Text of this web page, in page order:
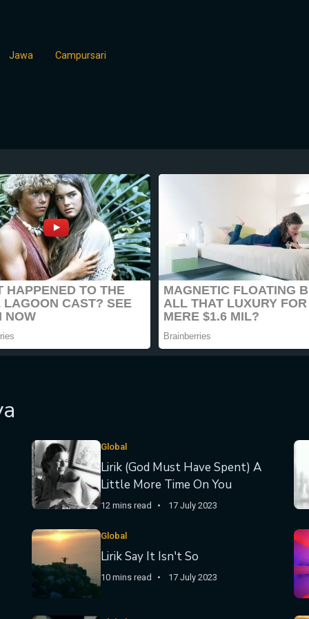
Jawa Campursari
Global
Lirik (God Must Have Spent) A
Little More Time On You
12 mins read 17 July 2023
Global
Lirik Say It Isn't So
10 mins read 17 July 2023